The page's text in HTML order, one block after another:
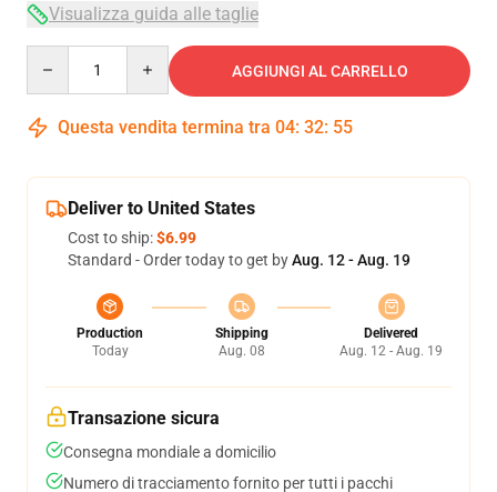
Visualizza guida alle taglie
AGGIUNGI AL CARRELLO
Questa vendita termina tra 04: 32: 54
Deliver to United States
Cost to ship:$6.99
Standard - Order today to get byAug. 12 - Aug. 19
Production
Today
Shipping
Aug. 08
Delivered
Aug. 12 - Aug. 19
Transazione sicura
Consegna mondiale a domicilio
Numero di tracciamento fornito per tutti i pacchi